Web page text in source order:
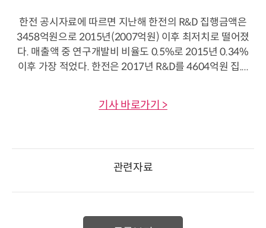
한전 공시자료에 따르면 지난해 한전의 R&D 집행금액은
3458억원으로 2015년(2007억원) 이후 최저치로 떨어졌
다. 매출액 중 연구개발비 비율도 0.5%로 2015년 0.34%
이후 가장 적었다. 한전은 2017년 R&D를 4604억원 집....
기사 바로가기 >
관련자료